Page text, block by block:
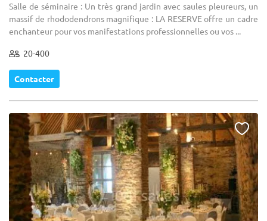
Salle de séminaire : Un très grand jardin avec saules pleureurs, un
massif de rhododendrons magnifique : LA RESERVE offre un cadre
enchanteur pour vos manifestations professionnelles ou vos ...
20-400
Contacter